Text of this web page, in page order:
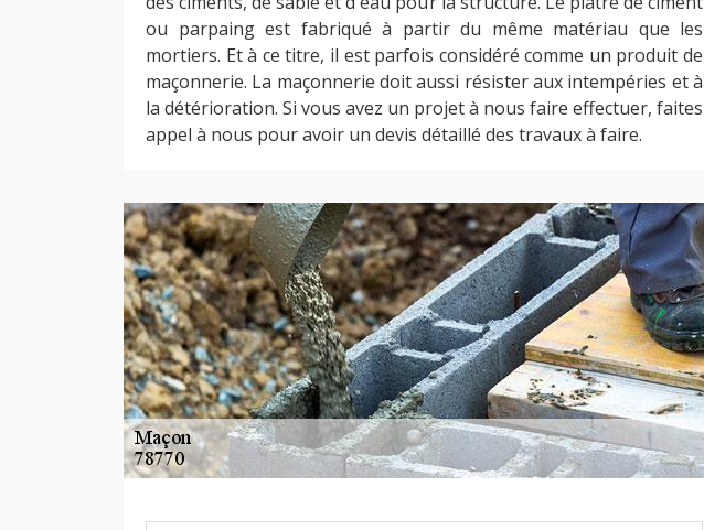
ou parpaing est fabriqué à partir du même matériau que les
mortiers. Et à ce titre, il est parfois considéré comme un produit de
maçonnerie. La maçonnerie doit aussi résister aux intempéries et à
la détérioration. Si vous avez un projet à nous faire effectuer, faites
appel à nous pour avoir un devis détaillé des travaux à faire.